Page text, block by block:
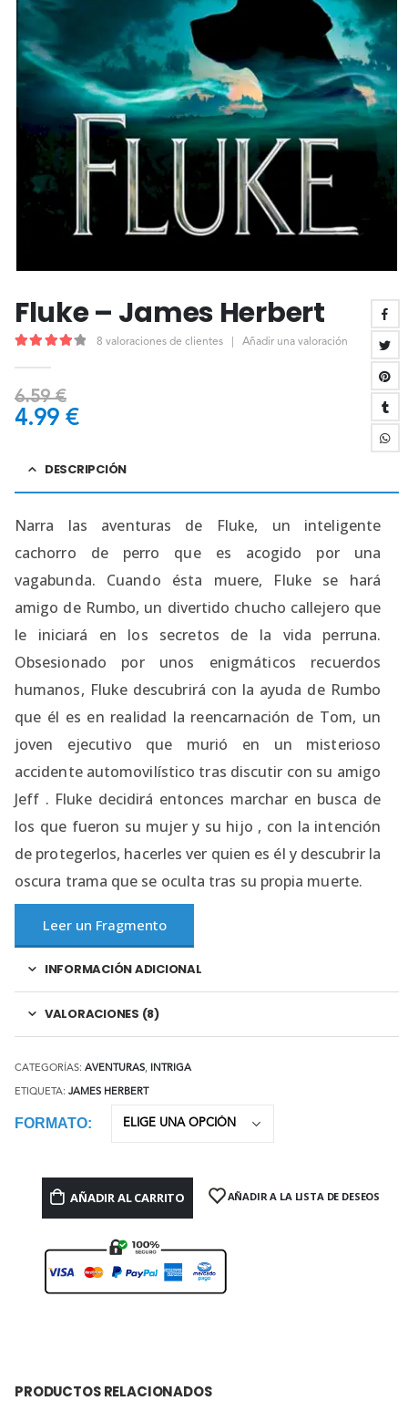
Fluke – James Herbert
8 valoraciones de clientes Añadir una valoración
6.59€
4.99 €
DESCRIPCIÓN
Narra las aventuras de Fluke, un inteligente
cachorro de perro que es acogido por una
vagabunda. Cuando ésta muere, Fluke se hará
amigo de Rumbo, un divertido chucho callejero que
le iniciará en los secretos de la vida perruna.
Obsesionado por unos enigmáticos recuerdos
humanos, Fluke descubrirá con la ayuda de Rumbo
que él es en realidad la reencarnación de Tom, un
joven ejecutivo que murió en un misterioso
accidente automovilístico tras discutir con su amigo
Jeff . Fluke decidirá entonces marchar en busca de
los que fueron su mujer y su hijo , con la intención
de protegerlos, hacerles ver quien es él y descubrir la
oscura trama que se oculta tras su propia muerte.
Leer un Fragmento
INFORMACIÓN ADICIONAL
VALORACIONES (8)
CATEGORÍAS: AVENTURAS, INTRIGA
ETIQUETA: JAMES HERBERT
FORMATO
AÑADIR AL CARRITO AÑADIR A LA LISTA DE DESEOS
PRODUCTOS RELACIONADOS